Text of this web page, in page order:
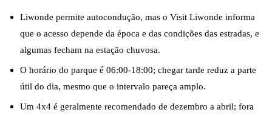
Liwonde permite autocondução, mas o Visit Liwonde informa
que o acesso depende da época e das condições das estradas, e
algumas fecham na estação chuvosa.
O horário do parque é 06:00-18:00; chegar tarde reduz a parte
útil do dia, mesmo que o intervalo pareça amplo.
Um 4x4 é geralmente recomendado de dezembro a abril; fora